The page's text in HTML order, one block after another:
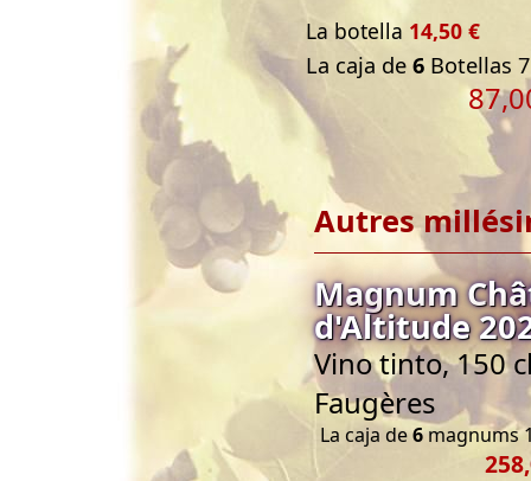
La botella 14,50 €
La caja de 6 Botellas
Autres
Magnum
d'Altitude
Vino tinto, 150
Faugères
La caja de6 magnums